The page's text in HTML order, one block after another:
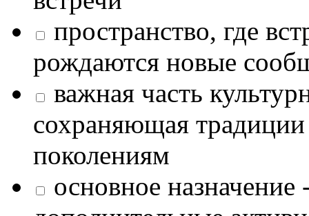
пространство, где
рождаются новые
важная часть
сохраняющая
поколениям
основное назначение